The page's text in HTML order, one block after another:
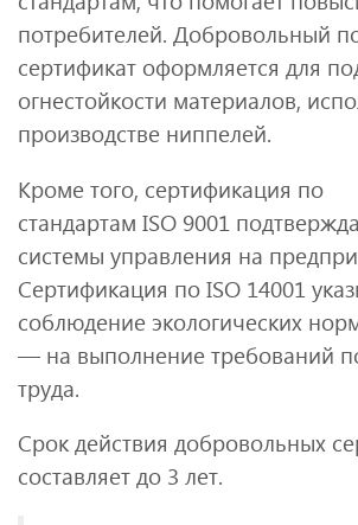
потребителей. Добровольный
сертификат оформляется для
огнестойкости материалов,
производстве ниппелей.
Кроме того, сертификация по
стандартам ISO 9001
системы управления на
Сертификация по ISO 14001
соблюдение экологических
— на выполнение требований
труда.
Срок действия добровольных
составляет до 3 лет.